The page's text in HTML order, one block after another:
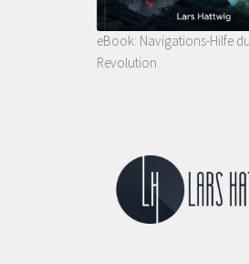
eBook: Navigations-Hilfe
Revolution